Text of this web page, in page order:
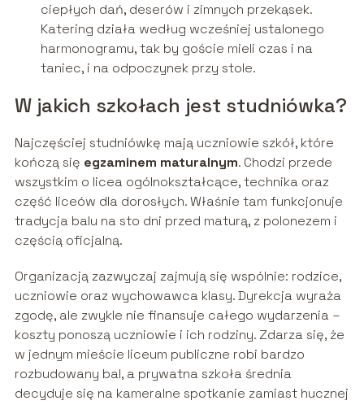
ciepłych dań, deserów i zimnych przekąsek.
Katering działa według wcześniej ustalonego
harmonogramu, tak by goście mieli czas i na
taniec, i na odpoczynek przy stole.
W jakich szkołach jest studniówka?
Najczęściej studniówkę mają uczniowie szkół, które
kończą się egzaminem maturalnym. Chodzi przede
wszystkim o licea ogólnokształcące, technika oraz
część liceów dla dorosłych. Właśnie tam funkcjonuje
tradycja balu na sto dni przed maturą, z polonezem i
częścią oficjalną.
Organizacją zazwyczaj zajmują się wspólnie: rodzice,
uczniowie oraz wychowawca klasy. Dyrekcja wyraża
zgodę, ale zwykle nie finansuje całego wydarzenia –
koszty ponoszą uczniowie i ich rodziny. Zdarza się, że
w jednym mieście liceum publiczne robi bardzo
rozbudowany bal, a prywatna szkoła średnia
decyduje się na kameralne spotkanie zamiast hucznej